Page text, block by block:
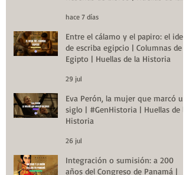
hace 7 días
Entre el cálamo y el papiro: el ideal
de escriba egipcio | Columnas de
Egipto | Huellas de la Historia
29 jul
Eva Perón, la mujer que marcó un
siglo | #GenHistoria | Huellas de la
Historia
26 jul
Integración o sumisión: a 200
años del Congreso de Panamá |